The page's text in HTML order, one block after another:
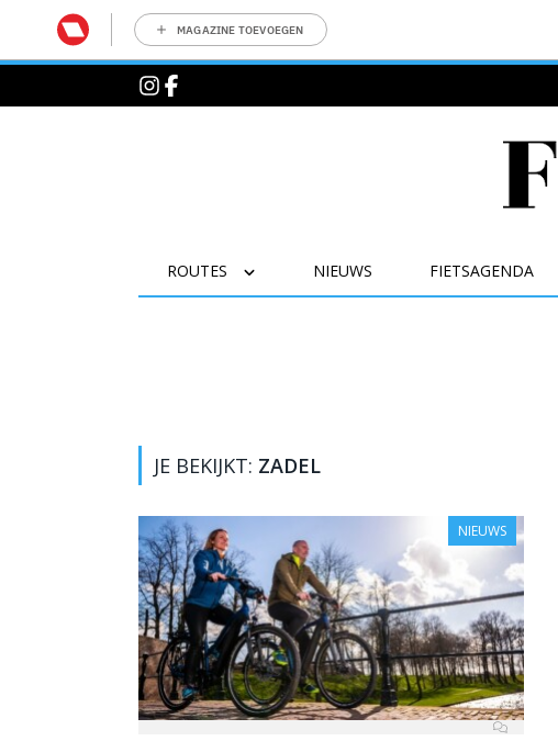
MAGAZINE TOEVOEGEN
ROUTES NIEUWS FIETSAGENDA
JE BEKIJKT: ZADEL
NIEUWS